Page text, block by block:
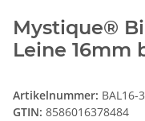
Mystique®
Leine 16mm
Artikelnummer: BAL16-
GTIN: 8586016378484